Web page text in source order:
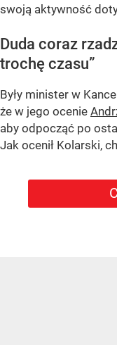
swoją aktywność
Duda coraz
trochę czasu”
Były minister w
że w jego ocenie
aby odpocząć po
Jak ocenił Kolarski,